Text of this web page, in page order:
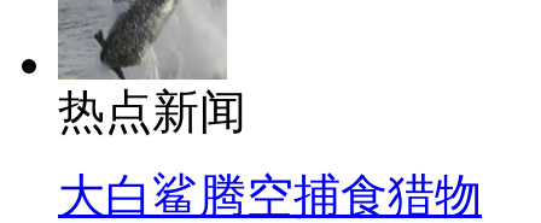
热点新闻
大白鲨腾空捕食猎物